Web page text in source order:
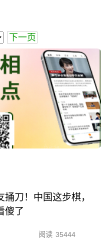
下一页
捅刀！中国这步棋，
傻了
阅读 35444